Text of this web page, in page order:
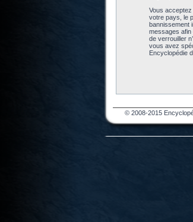
Vous
votre pays, le
bannissement
messages afin
de verrouiller
vous avez
Encyclopédie
© 2008-2015